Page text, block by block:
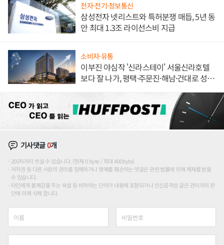
전자·전기·정보통신
삼성전자 넷리스트와 특허분쟁 매듭, 5년 동
안 최대 1.3조 라이선스비 지급
소비자·유통
이부진 야심작 '신라스테이' 서울신라호텔
보다 잘 나가, 평택·주문진·해남·건대로 성
기사댓글0개
200자까지 쓰실 수 있습니다. (현재 0 byte / 최대 400byte)
저작권 등 다른 사람의 권리를 침해하거나 명예를 훼손하는 댓글은 관련 법률에 의해 제재를 받을
수 있습니다.
타인에게 불쾌감을 주는 욕설 등 비하하는 단어가 내용에 포함되거나 인신공격성 글은 관리자의 판
단에 의해 삭제 합니다.